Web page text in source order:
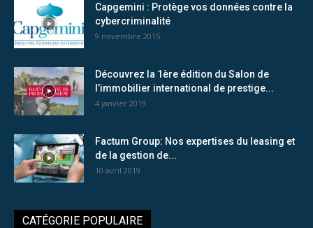
Capgemini : Protège vos données contre la
cybercriminalité
9 novembre 2015
Découvrez la 1ère édition du Salon de
l’immobilier international de prestige...
4 janvier 2019
Factum Group: Nos expertises du leasing et
de la gestion de...
10 avril 2019
CATÉGORIE POPULAIRE